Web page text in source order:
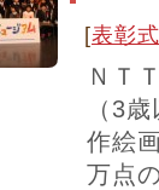
[表彰式
ＮＴ
（3
作絵
万点